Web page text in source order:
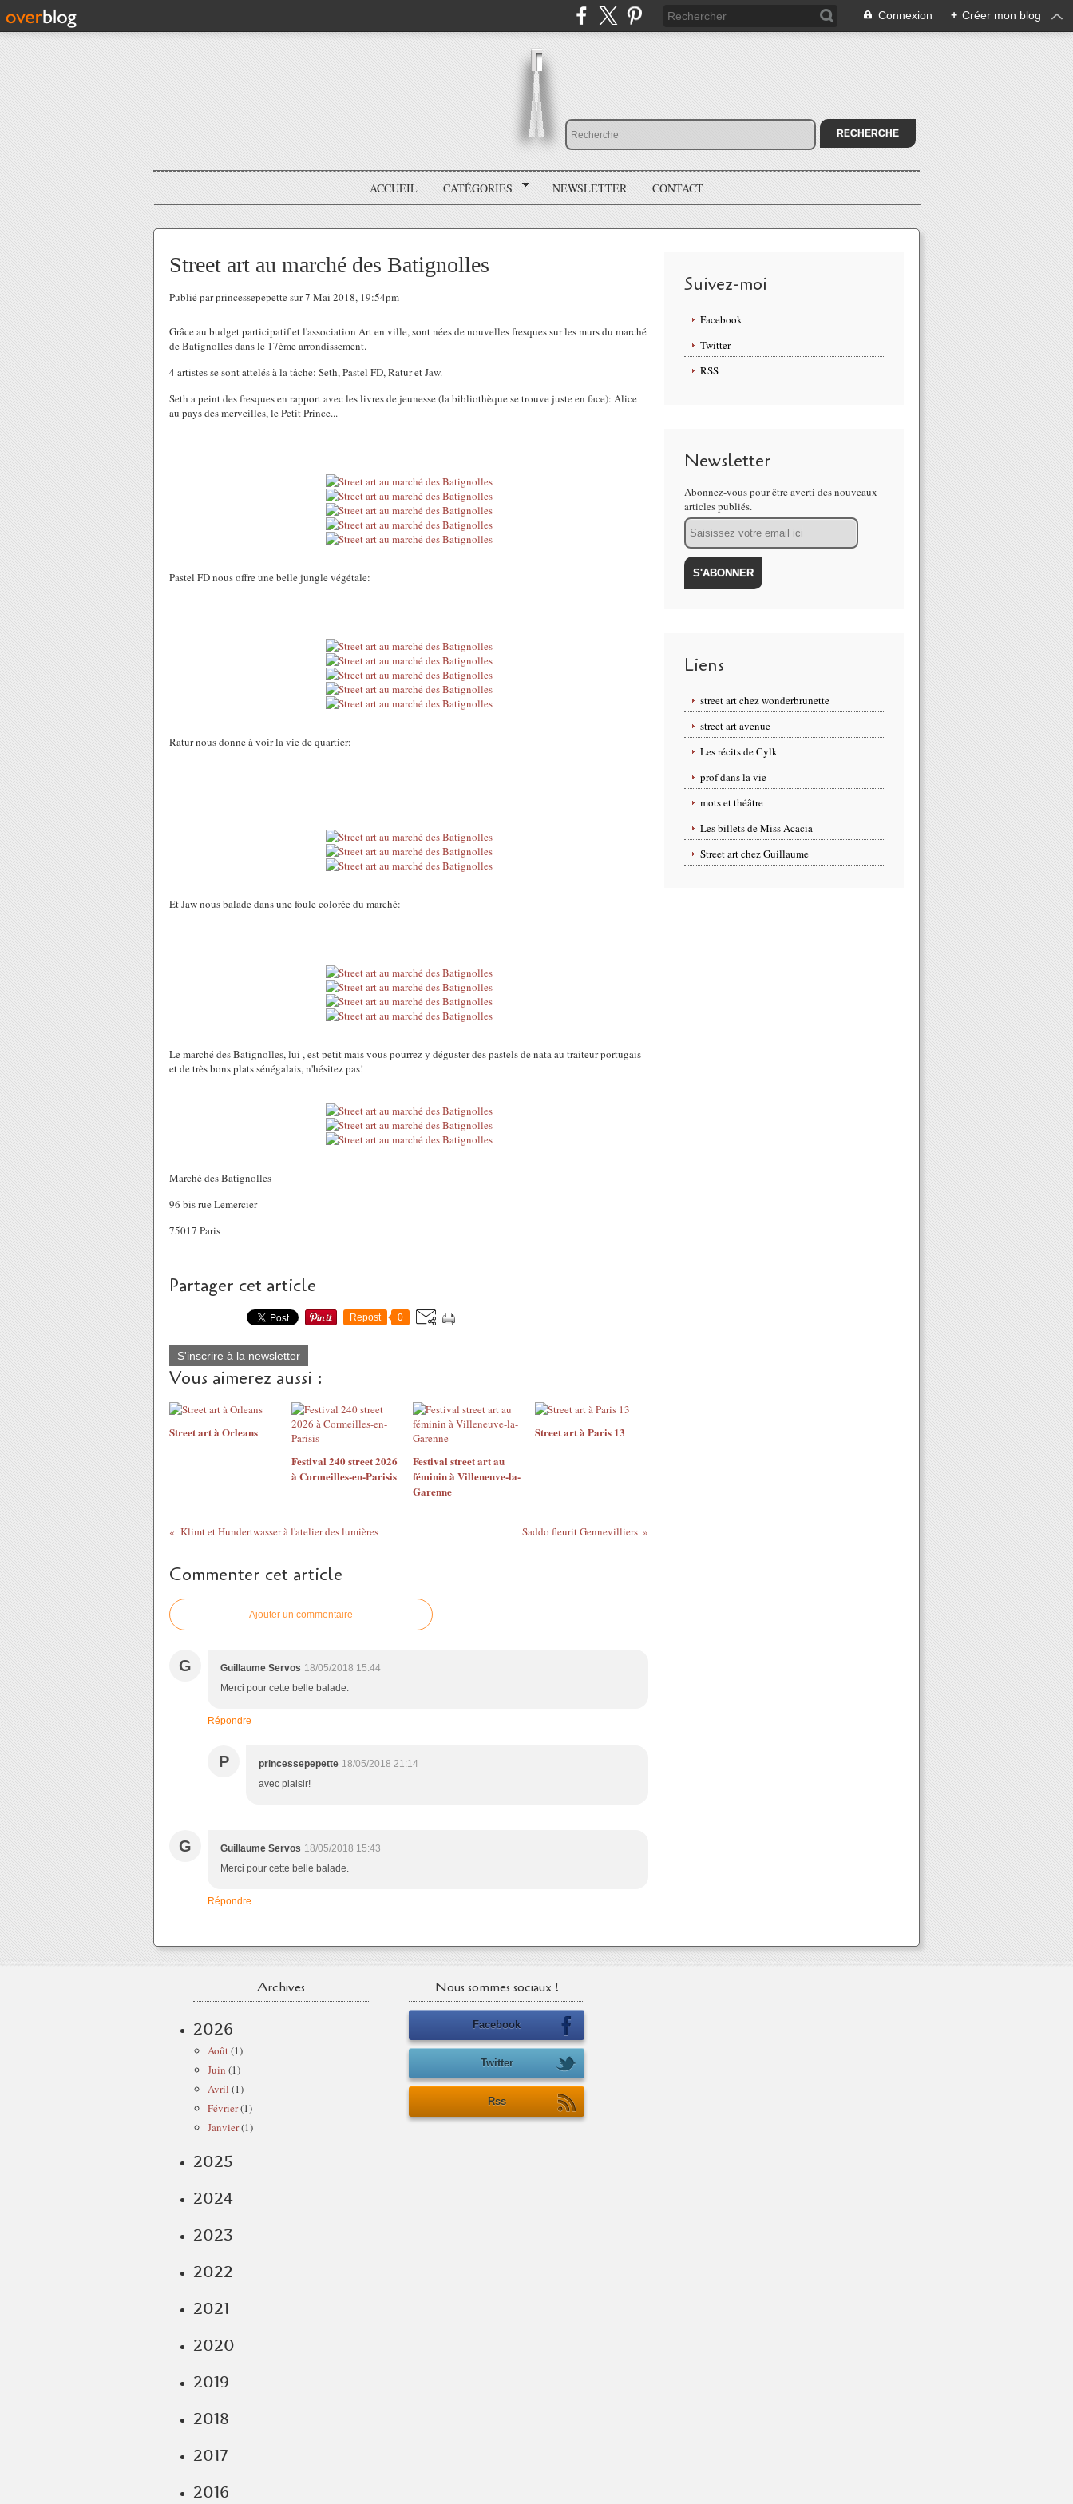
Connexion + Créer mon blog
ACCUEIL CATÉGORIES NEWSLETTER CONTACT
Street art au marché des Batignolles
Publié par princessepepette sur 7 Mai 2018, 19:54pm
Grâce au budget participatif et l'association Art en ville, sont nées de nouvelles fresques sur les murs du marché
de Batignolles dans le 17ème arrondissement.
4 artistes se sont attelés à la tâche: Seth, Pastel FD, Ratur et Jaw.
Seth a peint des fresques en rapport avec les livres de jeunesse (la bibliothèque se trouve juste en face): Alice
au pays des merveilles, le Petit Prince...
Pastel FD nous offre une belle jungle végétale:
Ratur nous donne à voir la vie de quartier:
Et Jaw nous balade dans une foule colorée du marché:
Le marché des Batignolles, lui , est petit mais vous pourrez y déguster des pastels de nata au traiteur portugais
et de très bons plats sénégalais, n'hésitez pas!
Marché des Batignolles
96 bis rue Lemercier
75017 Paris
Partager cet article
Repost 0
S'inscrire à la newsletter
Vous aimerez aussi :
Street art à Orleans
Festival 240 street 2026
à Cormeilles-en-Parisis
Festival street art au
féminin à Villeneuve-la-
Garenne
Street art à Paris 13
Klimt et Hundertwasser à l'atelier des lumières Saddo fleurit Gennevilliers
Commenter cet article
Ajouter un commentaire
G Guillaume Servos 18/05/2018 15:44
Merci pour cette belle balade.
Répondre
P princessepepette 18/05/2018 21:14
avec plaisir!
G Guillaume Servos 18/05/2018 15:43
Merci pour cette belle balade.
Répondre
Suivez-moi
Facebook
Twitter
RSS
Newsletter
Abonnez-vous pour être averti des nouveaux
articles publiés.
Email
Liens
street art chez wonderbrunette
street art avenue
Les récits de Cylk
prof dans la vie
mots et théâtre
Les billets de Miss Acacia
Street art chez Guillaume
Archives
2026
Août(1)
Juin (1)
Avril (1)
Février(1)
Janvier(1)
2025
2024
2023
2022
2021
2020
2019
2018
2017
2016
Nous sommes sociaux !
Facebook
Twitter
Rss